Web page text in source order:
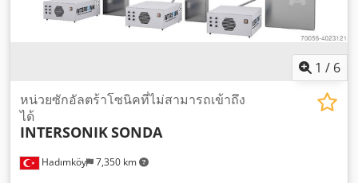
1 / 6
Hadımköy 7,350 km
หน่วยซักอัลตร้าโซนิคที่ไม่สามารถเข้าถึง
ได้
INTERSONIKSONDA